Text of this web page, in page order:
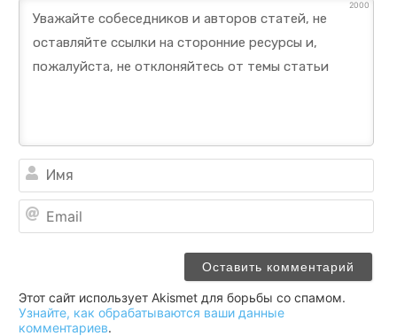
2000
Этот сайт использует Akismet для борьбы со спамом.
Узнайте, как обрабатываются ваши данные
комментариев.